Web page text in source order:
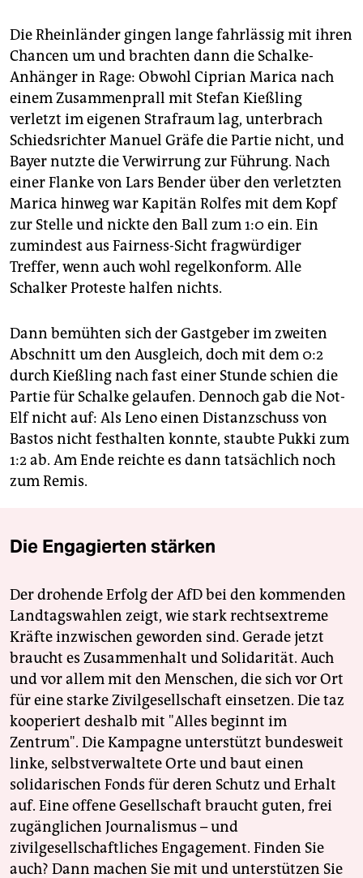
Die Rheinländer gingen lange fahrlässig mit ihren
Chancen um und brachten dann die Schalke-
Anhänger in Rage: Obwohl Ciprian Marica nach
einem Zusammenprall mit Stefan Kießling
verletzt im eigenen Strafraum lag, unterbrach
Schiedsrichter Manuel Gräfe die Partie nicht, und
Bayer nutzte die Verwirrung zur Führung. Nach
einer Flanke von Lars Bender über den verletzten
Marica hinweg war Kapitän Rolfes mit dem Kopf
zur Stelle und nickte den Ball zum 1:0 ein. Ein
zumindest aus Fairness-Sicht fragwürdiger
Treffer, wenn auch wohl regelkonform. Alle
Schalker Proteste halfen nichts.
Dann bemühten sich der Gastgeber im zweiten
Abschnitt um den Ausgleich, doch mit dem 0:2
durch Kießling nach fast einer Stunde schien die
Partie für Schalke gelaufen. Dennoch gab die Not-
Elf nicht auf: Als Leno einen Distanzschuss von
Bastos nicht festhalten konnte, staubte Pukki zum
1:2 ab. Am Ende reichte es dann tatsächlich noch
zum Remis.
Die Engagierten stärken
Der drohende Erfolg der AfD bei den kommenden
Landtagswahlen zeigt, wie stark rechtsextreme
Kräfte inzwischen geworden sind. Gerade jetzt
braucht es Zusammenhalt und Solidarität. Auch
und vor allem mit den Menschen, die sich vor Ort
für eine starke Zivilgesellschaft einsetzen. Die taz
kooperiert deshalb mit "Alles beginnt im
Zentrum". Die Kampagne unterstützt bundesweit
linke, selbstverwaltete Orte und baut einen
solidarischen Fonds für deren Schutz und Erhalt
auf. Eine offene Gesellschaft braucht guten, frei
zugänglichen Journalismus – und
zivilgesellschaftliches Engagement. Finden Sie
auch? Dann machen Sie mit und unterstützen Sie